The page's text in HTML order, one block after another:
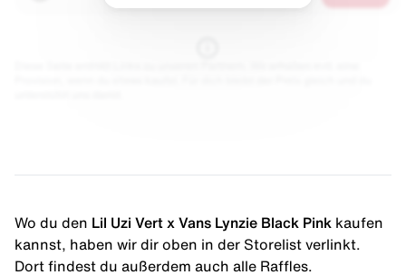
Wo du den Lil Uzi Vert x Vans Lynzie Black Pink kaufen
kannst, haben wir dir oben in der Storelist verlinkt.
Dort findest du außerdem auch alle Raffles.